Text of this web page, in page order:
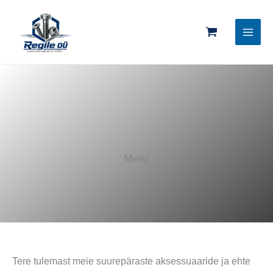
content
Meist
Tere tulemast meie suurepäraste aksessuaaride ja ehte